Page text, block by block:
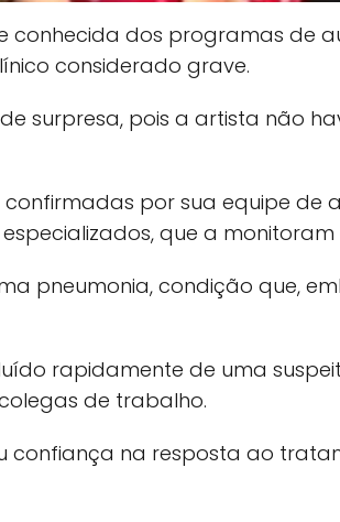
conhecida dos programas de
considerado grave.
surpresa, pois a artista não
por sua equipe de
que a
pneumonia, condição que,
rapidamente de uma
de trabalho.
confiança na resposta ao